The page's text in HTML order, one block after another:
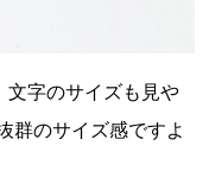
字のサイズも見や
群のサイズ感ですよ